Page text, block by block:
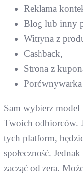
Reklama
Blog lub inny
Witryna z
Cashback,
Strona z
Porównywarka
Sam wybierz model
Twoich odbiorców.
tych platform,
społeczność.
zacząć od zera.